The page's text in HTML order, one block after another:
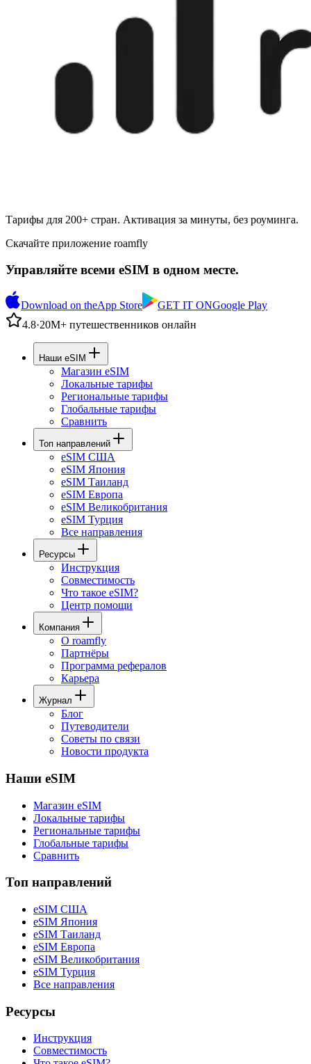
Тарифы для 200+ стран. Активация за минуты, без роуминга.
Скачайте приложение roamfly
Управляйте всеми eSIM в одном месте.
Download on theApp Store GET IT ONGoogle Play
4.8·20M+ путешественников онлайн
Наши eSIM
Магазин eSIM
Локальные тарифы
Региональные тарифы
Глобальные тарифы
Сравнить
Топ направлений
eSIM США
eSIM Япония
eSIM Таиланд
eSIM Европа
eSIM Великобритания
eSIM Турция
Все направления
Ресурсы
Инструкция
Совместимость
Что такое eSIM?
Центр помощи
Компания
О roamfly
Партнёры
Программа рефералов
Карьера
Журнал
Блог
Путеводители
Советы по связи
Новости продукта
Наши eSIM
Магазин eSIM
Локальные тарифы
Региональные тарифы
Глобальные тарифы
Сравнить
Топ направлений
eSIM США
eSIM Япония
eSIM Таиланд
eSIM Европа
eSIM Великобритания
eSIM Турция
Все направления
Ресурсы
Инструкция
Совместимость